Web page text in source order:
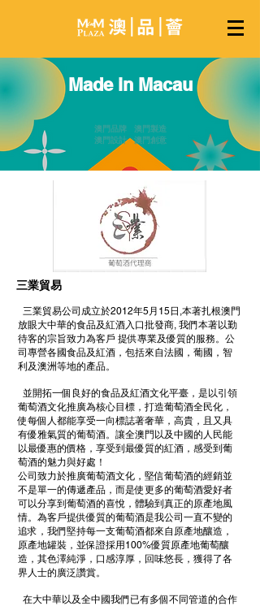
Made in Macau
澳門品牌 澳門製造
澳門設計 澳門創意
三業貿易
三業貿易公司成立於2012年5月15日,本著扎根澳門
放眼大中華的食品及紅酒入口批發商, 我們本著以勤
待客的宗旨致力為客戶 提供專業及優質的服務。公
司專營各國食品及紅酒，包括來自法國，葡國，智
利及澳洲等地的產品。
並開拓一個良好的食品及紅酒文化平臺，是以引領
葡萄酒文化推廣為核心目標，打造葡萄酒全民化，
使每個人都能享受一向標誌著奢華，高貴，且又具
有優雅氣質的葡萄酒。讓全澳門以及中國的人民能
以最優惠的價格，享受到最優質的紅酒，感受到葡
萄酒的魅力與好處！
公司致力於推廣葡萄酒文化，堅信葡萄酒的經銷並
不是單一的傳遞產品，而是使更多的葡萄酒愛好者
可以分享到葡萄酒的喜悅，體驗到真正的原產地風
情。為客戶提供優質的葡萄酒是我公司一直不變的
追求，我們堅持每一支葡萄酒都來自原產地釀造，
原產地罐裝，並保證採用100%優質原產地葡萄釀
造，其色澤純淨，口感淳厚，回味悠長，獲得了各
界人士的廣泛讚賞。
在大中華以及全中國我們已有多個不同管道的合作